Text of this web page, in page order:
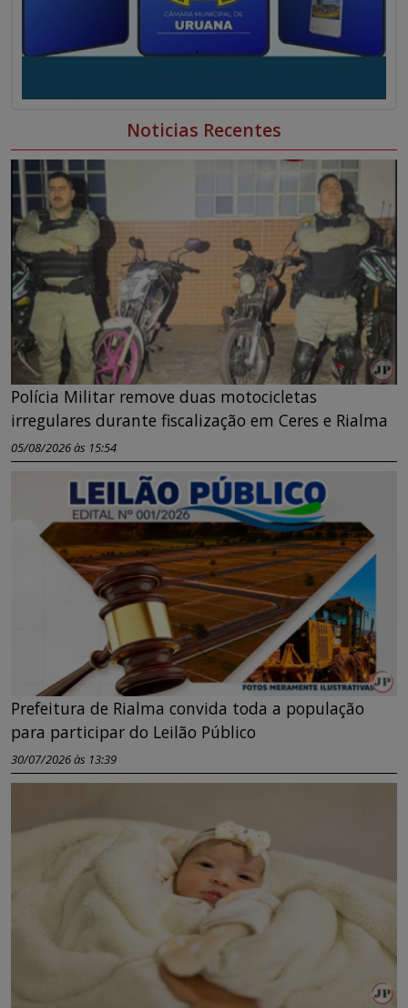
Noticias Recentes
Polícia Militar remove duas motocicletas
irregulares durante fiscalização em Ceres e Rialma
05/08/2026 às 15:54
Prefeitura de Rialma convida toda a população
para participar do Leilão Público
30/07/2026 às 13:39